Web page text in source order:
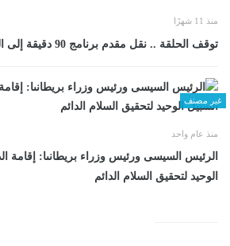
منذ 11 شهرًا
توقف الحلقة .. نقل مقدم برنامج 90 دقيقة إلى المستشفى في وعكة
غير مصنف
منذ عام واحد
الرئيس السيسى ورئيس وزراء بريطانىا: إقامة
الوحيد لتحقيق السلام الدائم